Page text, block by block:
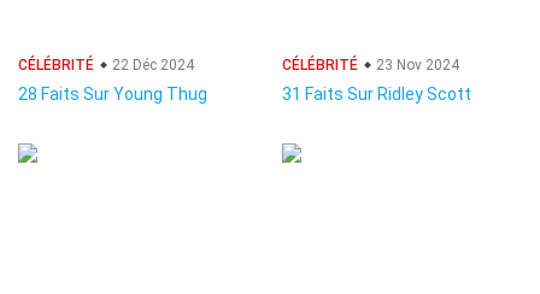
CÉLÉBRITÉ 22 Déc 2024
28 Faits Sur Young Thug
CÉLÉBRITÉ 23 Nov 2024
31 Faits Sur Ridley Scott